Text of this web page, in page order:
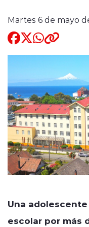
Martes 6 de mayo
Una
escolar por más